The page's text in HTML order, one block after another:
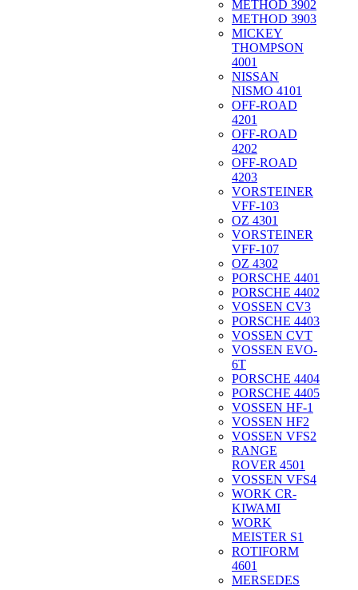
METHOD 3902
METHOD 3903
MICKEY
THOMPSON
4001
NISSAN
NISMO 4101
OFF-ROAD
4201
OFF-ROAD
4202
OFF-ROAD
4203
VORSTEINER
VFF-103
OZ 4301
VORSTEINER
VFF-107
OZ 4302
PORSCHE 4401
PORSCHE 4402
VOSSEN CV3
PORSCHE 4403
VOSSEN CVT
VOSSEN EVO-
6T
PORSCHE 4404
PORSCHE 4405
VOSSEN HF-1
VOSSEN HF2
VOSSEN VFS2
RANGE
ROVER 4501
VOSSEN VFS4
WORK CR-
KIWAMI
WORK
MEISTER S1
ROTIFORM
4601
MERSEDES